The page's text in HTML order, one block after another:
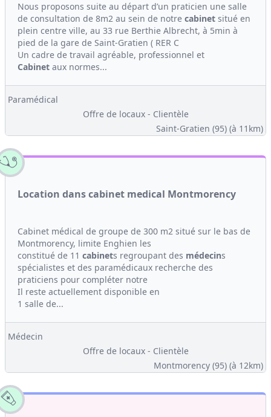
Nous proposons suite au départ d’un praticien une salle
de consultation de 8m2 au sein de notre cabinet situé en
plein centre ville, au 33 rue Berthie Albrecht, à 5min à
pied de la gare de Saint-Gratien ( RER C
Un cadre de travail agréable, professionnel et
Cabinet aux normes...
Paramédical
Offre de locaux - Clientèle
Saint-Gratien (95) (à 11km)
Location dans cabinet medical Montmorency
Cabinet médical de groupe de 300 m2 situé sur le bas de
Montmorency, limite Enghien les
constitué de 11 cabinets regroupant des médecins
spécialistes et des paramédicaux recherche des
praticiens pour compléter notre
Il reste actuellement disponible en
1 salle de...
Médecin
Offre de locaux - Clientèle
Montmorency (95) (à 12km)